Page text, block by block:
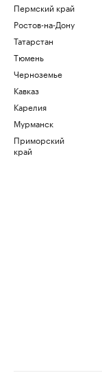
Пермский край
Ростов-на-Дону
Татарстан
Тюмень
Черноземье
Кавказ
Карелия
Мурманск
Приморский
край